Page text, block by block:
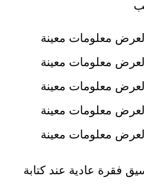
معلومات معينة
معلومات معينة
معلومات معينة
معلومات معينة
معلومات معينة
فقرة عادية عند كتابة